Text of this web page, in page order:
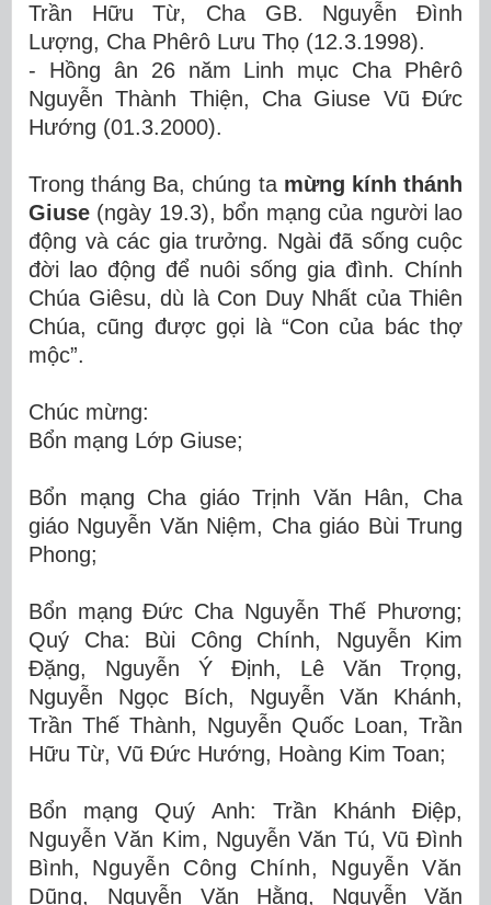
Trần Hữu Từ,
Cha GB. Nguyễn Đình
Lượng, Cha Phêrô Lưu Thọ (12.3.1998).
- Hồng ân 26năm Linh mục Cha Phêrô
Nguyễn Thành Thiện, Cha Giuse Vũ Đức
Hướng (01.3.2000).
Trong tháng Ba, chúng ta mừng kính thánh
Giuse (ngày 19.3), bổn mạng của người lao
động và các gia trưởng. Ngài đã sống cuộc
đời lao động để nuôi sống gia đình. Chính
Chúa Giêsu, dù là Con Duy Nhất của Thiên
Chúa, cũng được gọi là “Con của bác thợ
mộc”.
Chúc mừng:
Bổn mạng Lớp Giuse;
Bổn mạng Cha giáo Trịnh Văn Hân, Cha
giáo Nguyễn Văn Niệm, Cha giáo Bùi Trung
Phong;
Bổn mạng Đức Cha Nguyễn Thế Phương;
Quý Cha: Bùi Công Chính, Nguyễn Kim
Đặng, Nguyễn Ý Định, Lê Văn Trọng,
Nguyễn Ngọc Bích, Nguyễn Văn Khánh,
Trần Thế Thành, Nguyễn Quốc Loan, Trần
Hữu Từ, Vũ Đức Hướng, Hoàng Kim Toan;
Bổn mạng Quý Anh: Trần Khánh Điệp,
Nguyễn Văn Kim, Nguyễn Văn Tú, Vũ Đình
Bình, Nguyễn Công Chính, Nguyễn Văn
Dũng, Nguyễn Văn Hằng, Nguyễn Văn